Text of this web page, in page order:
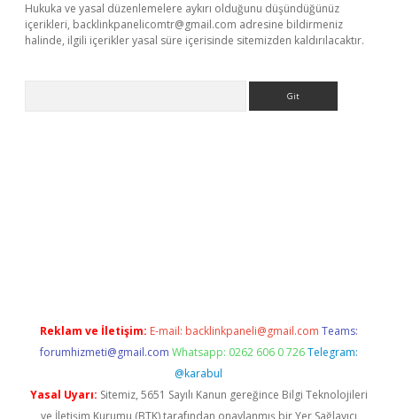
Hukuka ve yasal düzenlemelere aykırı olduğunu düşündüğünüz
içerikleri, backlinkpanelicomtr@gmail.com adresine bildirmeniz
halinde, ilgili içerikler yasal süre içerisinde sitemizden kaldırılacaktır.
Reklam ve İletişim: E-mail: backlinkpaneli@gmail.com Teams:
forumhizmeti@gmail.com Whatsapp: 0262 606 0 726 Telegram:
@karabul
Yasal Uyarı: Sitemiz, 5651 Sayılı Kanun gereğince Bilgi Teknolojileri
ve İletişim Kurumu (BTK) tarafından onaylanmış bir Yer Sağlayıcı